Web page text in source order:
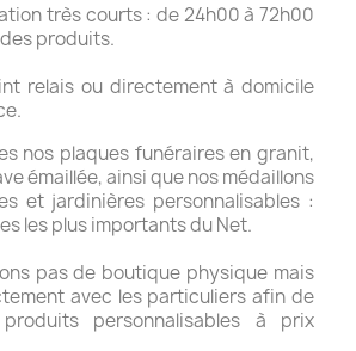
très courts : de 24h00 à 72h00
produits.
relais ou directement à domicile
nos plaques funéraires en granit,
émaillée, ainsi que nos médaillons
et jardinières personnalisables :
les plus importants du Net.
pas de boutique physique mais
avec les particuliers afin de
personnalisables à prix